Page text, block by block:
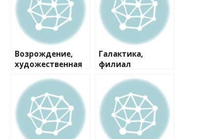
Возрождение,
художественная
Галактика,
филиал